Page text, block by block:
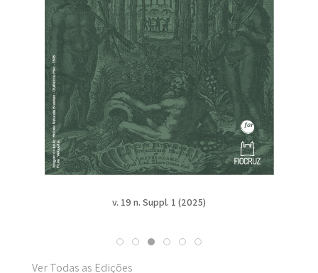
v. 19 n. Suppl. 1 (2025)
Ver Todas as Edições